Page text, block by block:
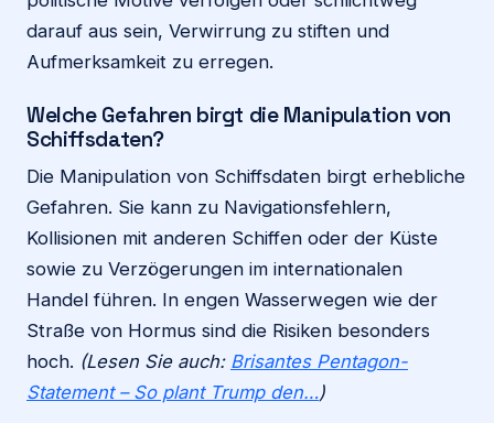
darauf aus sein, Verwirrung zu stiften und
Aufmerksamkeit zu erregen.
Welche Gefahren birgt die Manipulation von
Schiffsdaten?
Die Manipulation von Schiffsdaten birgt erhebliche
Gefahren. Sie kann zu Navigationsfehlern,
Kollisionen mit anderen Schiffen oder der Küste
sowie zu Verzögerungen im internationalen
Handel führen. In engen Wasserwegen wie der
Straße von Hormus sind die Risiken besonders
hoch. (Lesen Sie auch: Brisantes Pentagon-
Statement – So plant Trump den…)